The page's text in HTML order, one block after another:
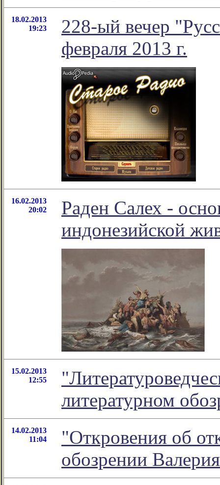
18.02.2013
19:23
228-ый вечер
февраля 2013 г.
16.02.2013
20:02
Раден Салех -
индонезийской
15.02.2013
12:55
литературном
14.02.2013
11:04
"Откровения об
обозрении